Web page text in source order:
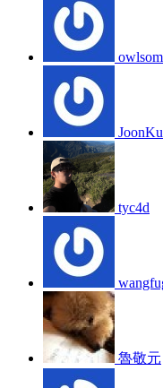
tyc4d
魯敬元